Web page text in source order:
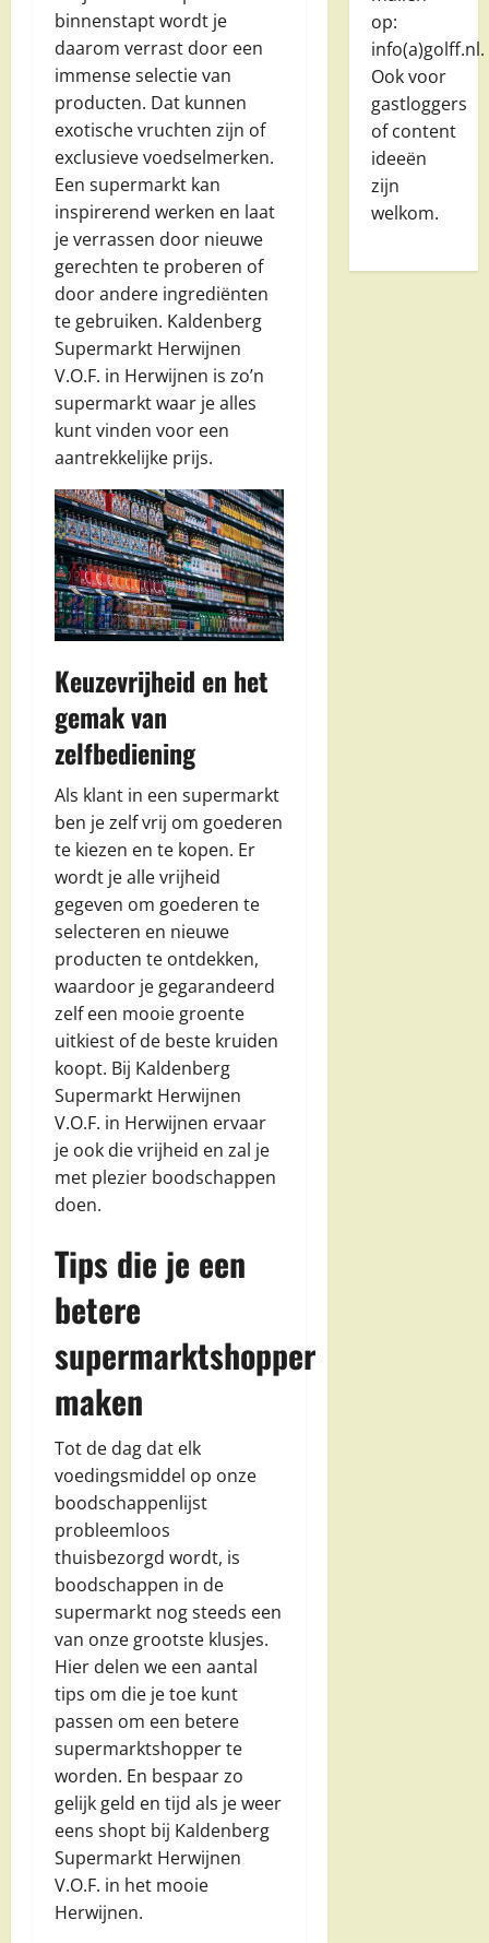
binnenstapt wordt je
daarom verrast door een
immense selectie van
producten. Dat kunnen
exotische vruchten zijn of
exclusieve voedselmerken.
Een supermarkt kan
inspirerend werken en laat
je verrassen door nieuwe
gerechten te proberen of
door andere ingrediënten
te gebruiken. Kaldenberg
Supermarkt Herwijnen
V.O.F. in Herwijnen is zo’n
supermarkt waar je alles
kunt vinden voor een
aantrekkelijke prijs.
Keuzevrijheid en het
gemak van
zelfbediening
Als klant in een supermarkt
ben je zelf vrij om goederen
te kiezen en te kopen. Er
wordt je alle vrijheid
gegeven om goederen te
selecteren en nieuwe
producten te ontdekken,
waardoor je gegarandeerd
zelf een mooie groente
uitkiest of de beste kruiden
koopt. Bij Kaldenberg
Supermarkt Herwijnen
V.O.F. in Herwijnen ervaar
je ook die vrijheid en zal je
met plezier boodschappen
doen.
Tips die je een
betere
supermarktshopper
maken
Tot de dag dat elk
voedingsmiddel op onze
boodschappenlijst
probleemloos
thuisbezorgd wordt, is
boodschappen in de
supermarkt nog steeds een
van onze grootste klusjes.
Hier delen we een aantal
tips om die je toe kunt
passen om een betere
supermarktshopper te
worden. En bespaar zo
gelijk geld en tijd als je weer
eens shopt bij Kaldenberg
Supermarkt Herwijnen
V.O.F. in het mooie
Herwijnen.
op:
info(a)golff.nl.
Ook voor
gastloggers
of content
ideeën
zijn
welkom.